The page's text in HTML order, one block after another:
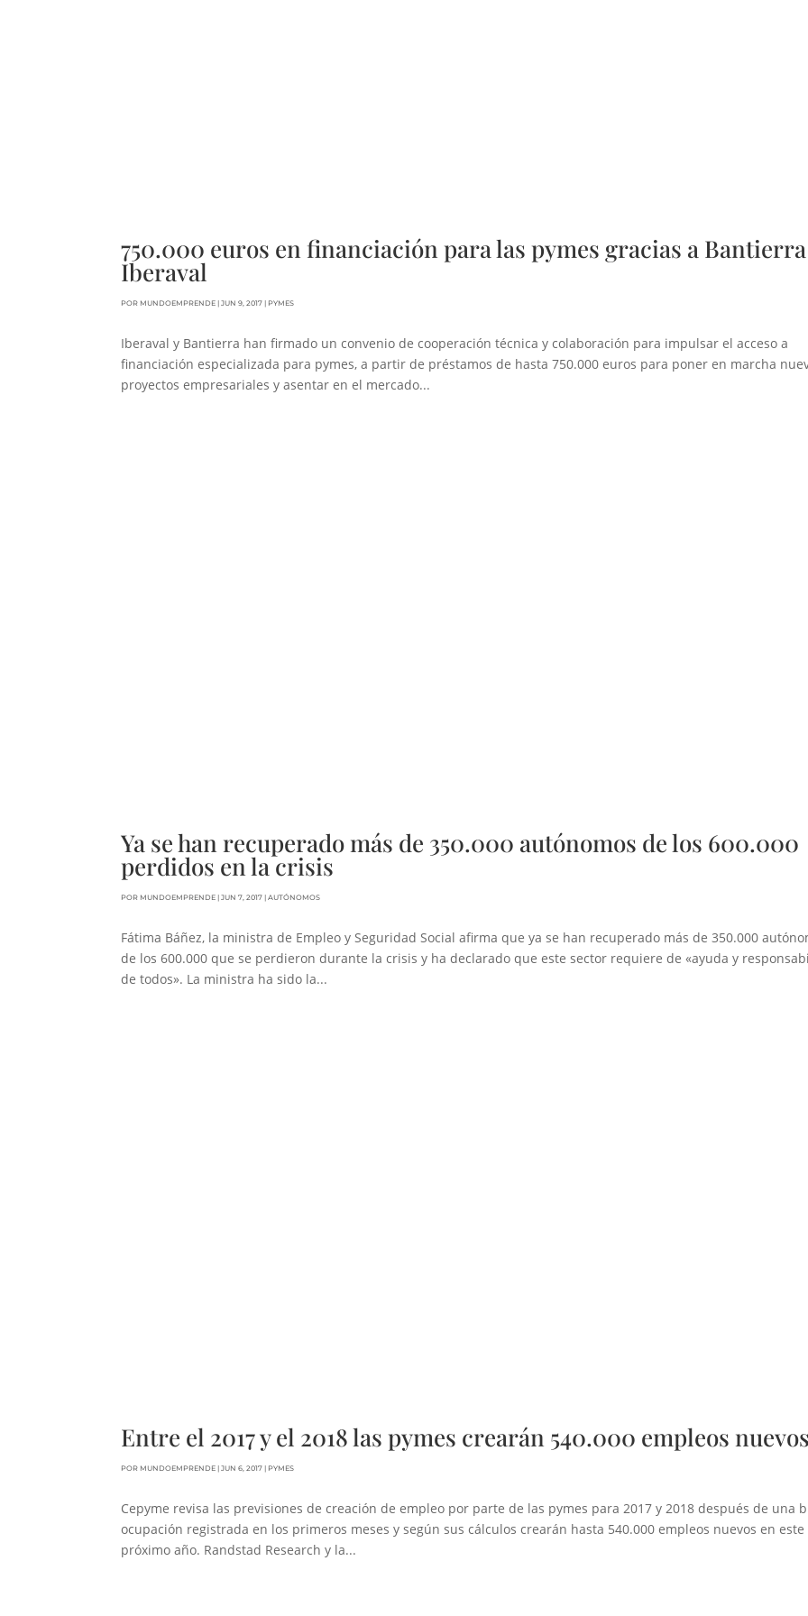
750.000 euros en financiación para las pymes gracias a
Iberaval
PORMUNDOEMPRENDE |JUN 9, 2017 |PYMES
Iberaval y Bantierra han firmado un convenio de cooperación técnica y colaboración para impulsar el acceso a
financiación especializada para pymes, a partir de préstamos de hasta 750.000 euros para poner en marcha
proyectos empresariales y asentar en el mercado...
Ya se han recuperado más de 350.000 autónomos de los 600.000
perdidos en la crisis
PORMUNDOEMPRENDE |JUN 7, 2017 |AUTÓNOMOS
Fátima Báñez, la ministra de Empleo y Seguridad Social afirma que ya se han recuperado más de 350.000
de los 600.000 que se perdieron durante la crisis y ha declarado que este sector requiere de «ayuda y
de todos». La ministra ha sido la...
Entre el 2017 y el 2018 las pymes crearán 540.000 empleos nuevos
PORMUNDOEMPRENDE |JUN 6, 2017 |PYMES
Cepyme revisa las previsiones de creación de empleo por parte de las pymes para 2017 y 2018 después de una
ocupación registrada en los primeros meses y según sus cálculos crearán hasta 540.000 empleos nuevos en este
próximo año. Randstad Research y la...